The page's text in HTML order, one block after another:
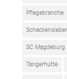
Pflegebranche
SC Magdeburg
Tangerhütte